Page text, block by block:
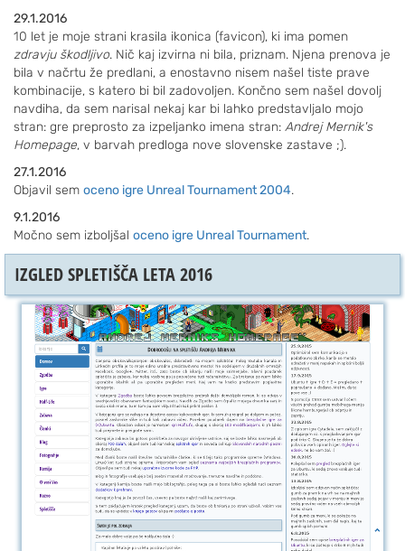
29.1.2016
10 let je moje strani krasila ikonica (favicon), ki ima pomen
zdravju škodljivo. Nič kaj izvirna ni bila, priznam. Njena prenova je
bila v načrtu že predlani, a enostavno nisem našel tiste prave
kombinacije, s katero bi bil zadovoljen. Končno sem našel dovolj
navdiha, da sem narisal nekaj kar bi lahko predstavljalo mojo
stran: gre preprosto za izpeljanko imena stran: Andrej Mernik's
Homepage, v barvah predloga nove slovenske zastave ;).
27.1.2016
Objavil sem oceno igre Unreal Tournament 2004.
9.1.2016
Močno sem izboljšal oceno igre Unreal Tournament.
IZGLED SPLETIŠČA LETA 2016